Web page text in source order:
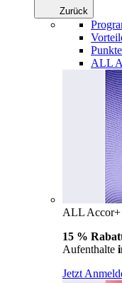
Zurück
ALL
ALL Accor+
15 %
Aufenthalte
Jetzt